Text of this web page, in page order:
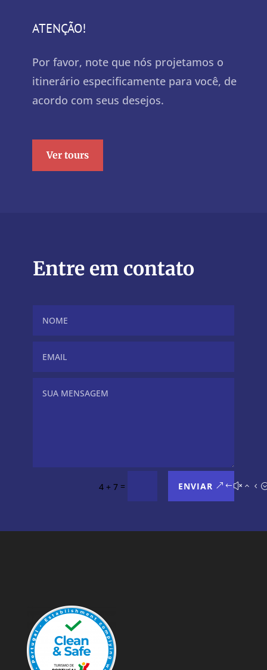
ATENÇÃO!
Por favor, note que nós projetamos o
itinerário especificamente para você, de
acordo com seus desejos.
Ver tours
Entre em contato
4 + 7= ENVIAR